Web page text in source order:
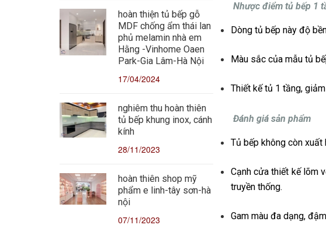
hoàn thiện tủ bếp gỗ
MDF chống ẩm thái lan
phủ melamin nhà em
Hằng -Vinhome Oaen
Park-Gia Lâm-Hà Nội
17/04/2024
nghiêm thu hoàn thiên
tủ bếp khung inox, cánh
kính
28/11/2023
hoàn thiên shop mỹ
phẩm e linh-tây sơn-hà
nội
07/11/2023
Nhược điểm tủ bếp 1
Dòng tủ bếp này độ
Màu sắc của mẫu tủ
Thiết kế tủ 1 tầng,
Đánh giá sản phẩm
Tủ bếp không còn
Cạnh cửa thiết kế lõm
truyền thống.
Gam màu đa dạng,